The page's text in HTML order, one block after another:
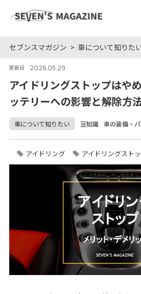
セブンスマガジン 車について知りた
更新日 2026.05.29
アイドリングストップはや
ッテリーへの影響と解除方
車について知りたい 豆知識 車の装備・
アイドリング アイドリングスト